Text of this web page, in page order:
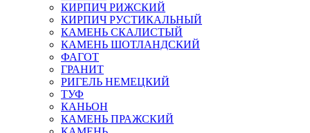
КИРПИЧ РИЖСКИЙ
КИРПИЧ РУСТИКАЛЬНЫЙ
КАМЕНЬ СКАЛИСТЫЙ
КАМЕНЬ ШОТЛАНДСКИЙ
ФАГОТ
ГРАНИТ
РИГЕЛЬ НЕМЕЦКИЙ
ТУФ
КАНЬОН
КАМЕНЬ ПРАЖСКИЙ